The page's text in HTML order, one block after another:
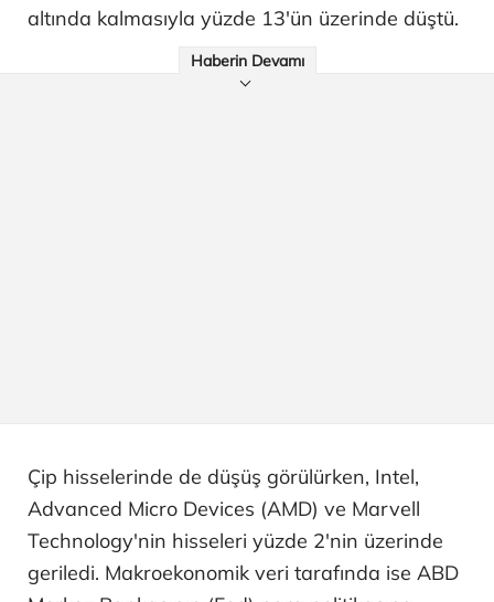
altında kalmasıyla yüzde 13'ün üzerinde düştü.
Haberin Devamı
Çip hisselerinde de düşüş görülürken, Intel,
Advanced Micro Devices (AMD) ve Marvell
Technology'nin hisseleri yüzde 2'nin üzerinde
geriledi. Makroekonomik veri tarafında ise ABD